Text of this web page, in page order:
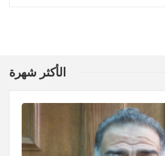
الأكثر شهرة